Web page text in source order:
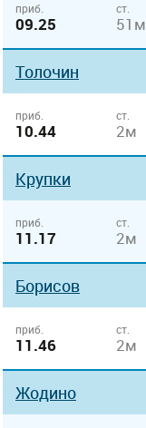
приб.
09.25
ст.
51м
Толочин
приб.
10.44
ст.
2м
Крупки
приб.
11.17
ст.
2м
Борисов
приб.
11.46
ст.
2м
Жодино